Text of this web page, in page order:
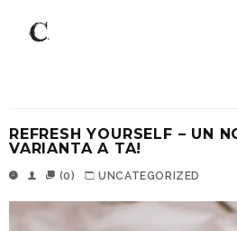
REFRESH YOURSELF – UN
VARIANTA A TA!
(0) UNCATEGORIZED